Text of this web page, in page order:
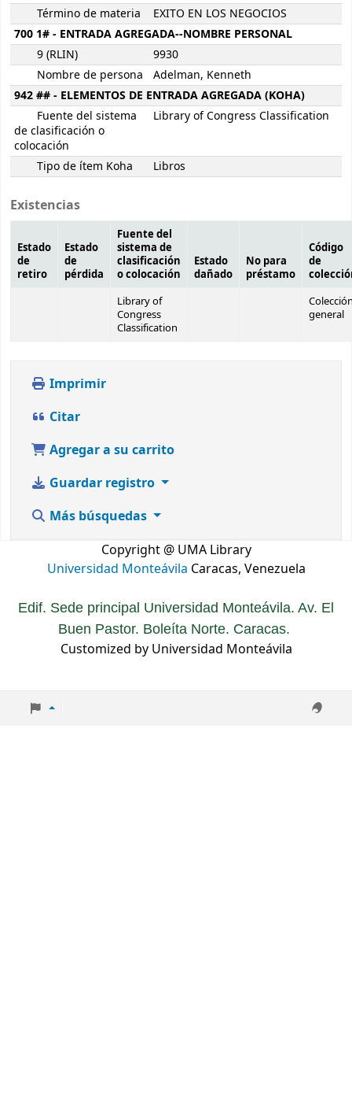
Término de materia
EXITO EN LOS NEGOCIOS
700 1# - ENTRADA AGREGADA--NOMBRE PERSONAL
9 (RLIN)
9930
Nombre de persona
Adelman, Kenneth
942 ## - ELEMENTOS DE ENTRADA AGREGADA (KOHA)
Fuente del sistema
de clasificación o
colocación
Library of Congress Classification
Tipo de ítem Koha Libros
Existencias
Estado
de
retiro
Estado
de
pérdida
Fuente del
sistema de
clasificación
o colocación
Estado
dañado
No para
préstamo
Código
de
Library of
Congress
Classification
general
Imprimir
Citar
Agregar a su carrito
Guardar registro
Más búsquedas
Copyright @ UMA Library
Universidad Monteávila Caracas, Venezuela
Edif. Sede principal Universidad Monteávila. Av. El
Buen Pastor. Boleíta Norte. Caracas.
Customized by Universidad Monteávila